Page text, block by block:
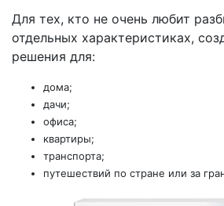
Для тех, кто не очень любит
отдельных характеристиках,
решения для:
дома;
дачи;
офиса;
квартиры;
транспорта;
путешествий по стране или за